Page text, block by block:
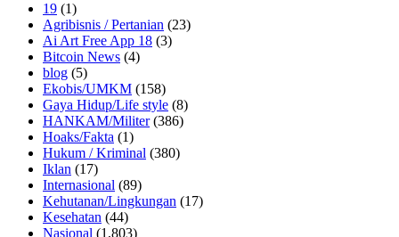
19 (1)
Agribisnis / Pertanian (23)
Ai Art Free App 18 (3)
Bitcoin News (4)
blog (5)
Ekobis/UMKM (158)
Gaya Hidup/Life style (8)
HANKAM/Militer(386)
Hoaks/Fakta (1)
Hukum / Kriminal (380)
Iklan (17)
Internasional (89)
Kehutanan/Lingkungan (17)
Kesehatan (44)
Nasional (1,803)